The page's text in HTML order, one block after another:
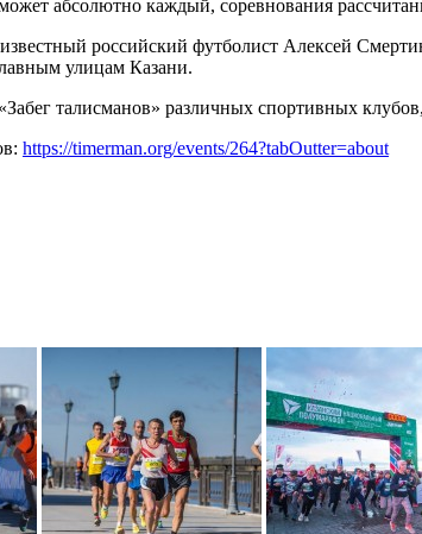
может абсолютно каждый, соревнования
российский футболист Алексей
улицам Казани.
талисманов» различных спортивных
https://timerman.org/events/264?tabOutter=about